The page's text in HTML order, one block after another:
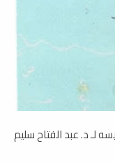
لـ د. عبد الفتاح سليم